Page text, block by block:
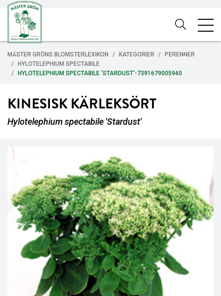
MÄSTER GRÖNS BLOMSTERLEXIKON KATEGORIER
PERENNER
HYLOTELEPHIUM SPECTABILE
HYLOTELEPHIUM SPECTABILE 'STARDUST'-7391679005940
KINESISK KÄRLEKSÖRT
Hylotelephium spectabile 'Stardust'